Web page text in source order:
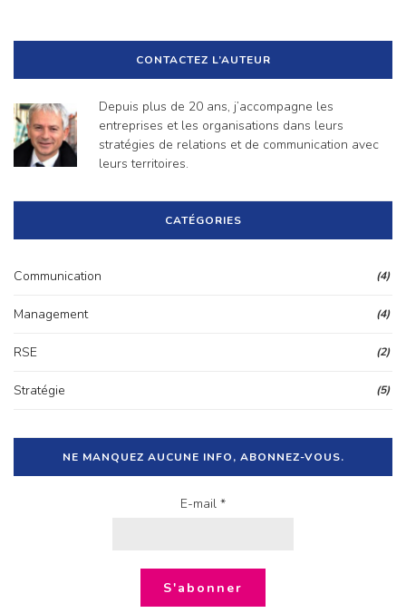
CONTACTEZ L’AUTEUR
Depuis plus de 20 ans, j’accompagne les
entreprises et les organisations dans leurs
stratégies de relations et de communication avec
leurs territoires.
CATÉGORIES
Communication (4)
Management (4)
RSE (2)
Stratégie (5)
NE MANQUEZ AUCUNE INFO, ABONNEZ-VOUS.
E-mail *